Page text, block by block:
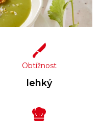
Obtížnost
lehký